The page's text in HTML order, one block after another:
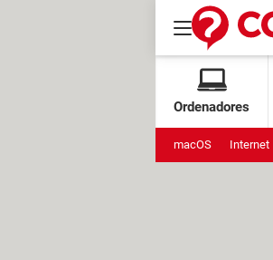
Ordenadores
macOS Internet